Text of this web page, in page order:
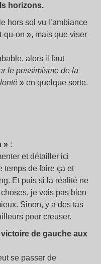
horizons.
hors sol vu l’ambiance
qu-on », mais que viser
alors il faut
le pessimisme de la
» en quelque sorte.
» :
et détailler ici
temps de faire ça et
Et puis si la réalité ne
je vois pas bien
Sinon, y a des tas
pour creuser.
de gauche aux
se passer de